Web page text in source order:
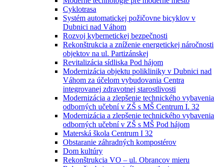
Cyklotrasa
Systém automatickej požičovne bicyklov v
Dubnici nad Váhom
Rozvoj kybernetickej bezpečnosti
Rekonštrukcia a zníženie energetickej náročnosti
objektov na ul. Partizánskej
Revitalizácia sídliska Pod hájom
Modernizácia objektu polikliniky v Dubnici nad
Váhom za účelom vybudovania Centra
integrovanej zdravotnej starostlivosti
Modernizácia a zlepšenie technického vybavenia
odborných učební v ZŠ s MŠ Centrum I. 32
Modernizácia a zlepšenie technického vybavenia
odborných učební v ZŠ s MŠ Pod hájom
Materská škola Centrum I 32
Obstaranie záhradných kompostérov
Dom kultúry
Rekonštrukcia VO – ul. Obrancov mieru